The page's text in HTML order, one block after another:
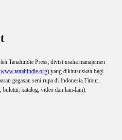
Tanahindie Press, divisi usaha manajemen
www.tanahindie.org) yang dikhususkan bagi
gagasan seni rupa di Indonesia Timur,
buletin, katalog, video dan lain-lain).